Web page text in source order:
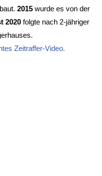
2015 wurde es von der
2020 folgte nach 2-jähriger
Zeitraffer-Video.